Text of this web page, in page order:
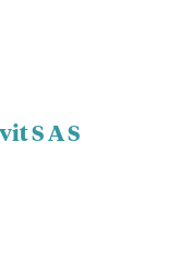
S A S